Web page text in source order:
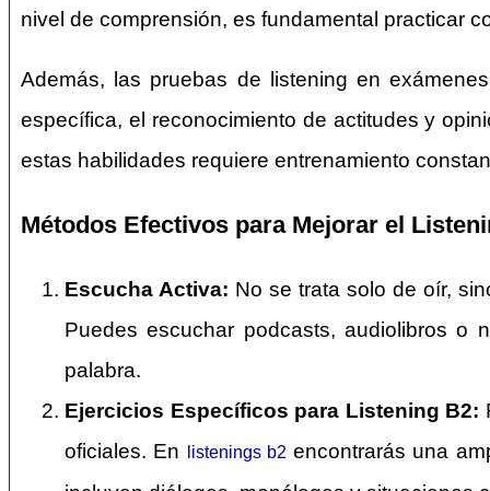
nivel de comprensión, es fundamental practicar
Además, las pruebas de listening en
específica, el reconocimiento de actitudes y
estas habilidades requiere entrenamiento
Métodos Efectivos para Mejorar el
Escucha Activa: No se trata solo de oír,
Puedes escuchar podcasts, audiolibros o
palabra.
Ejercicios Específicos para Listening B2:
oficiales. En
listenings b2 encontrarás una